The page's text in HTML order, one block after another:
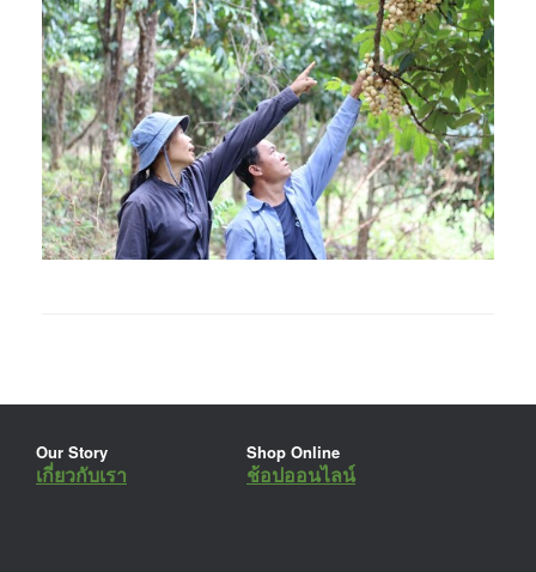
Our Story
เกี่ยวกับเรา
Shop Online
ช้อปออนไลน์